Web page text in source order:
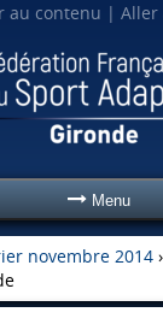
au contenu Aller
Menu
novembre 2014